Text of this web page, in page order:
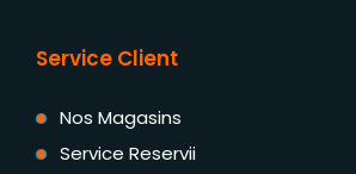
Service Client
Nos Magasins
Service Reservii